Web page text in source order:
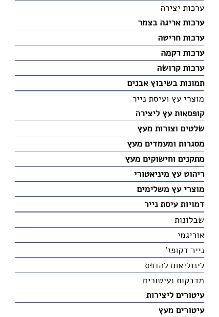
ערכות יצירה
ערכות אריגה בצמר
ערכות חריטה
ערכות רקמה
ערכות קרושה
תמונות בשיבוץ אבנים
מוצרי עץ ועיסת נייר
קופסאות עץ ליצירה
שלטים וצורות מעץ
מסגרות ומעמדים מעץ
מתקנים וחישוקים מעץ
ריהוט עץ מיניאטורי
מוצרי עץ משלימים
דמויות עיסת נייר
שבלונות
אוריגמי
נייר דקופז'
לינוליאום להדפס
מדבקות ועיטורים
עיטורים ליצירות
עיטורים מעץ